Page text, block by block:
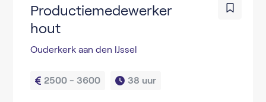
Productiemedewerker
hout
Ouderkerk aan den IJssel
2500 - 3600 38 uur